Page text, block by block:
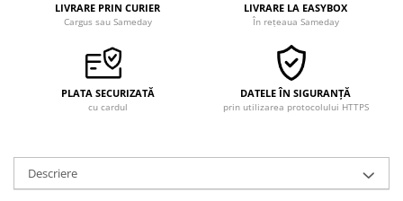
LIVRARE PRIN CURIER
Cargus sau Sameday
LIVRARE LA EASYBOX
În rețeaua Sameday
PLATA SECURIZATĂ
cu cardul
DATELE ÎN SIGURANȚĂ
prin utilizarea protocolului HTTPS
Descriere